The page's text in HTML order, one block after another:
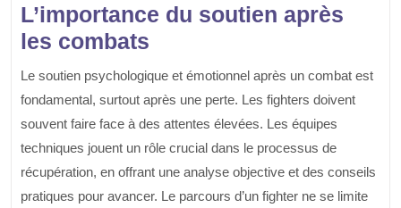
L’importance du soutien après
les combats
Le soutien psychologique et émotionnel après un combat est
fondamental, surtout après une perte. Les fighters doivent
souvent faire face à des attentes élevées. Les équipes
techniques jouent un rôle crucial dans le processus de
récupération, en offrant une analyse objective et des conseils
pratiques pour avancer. Le parcours d’un fighter ne se limite